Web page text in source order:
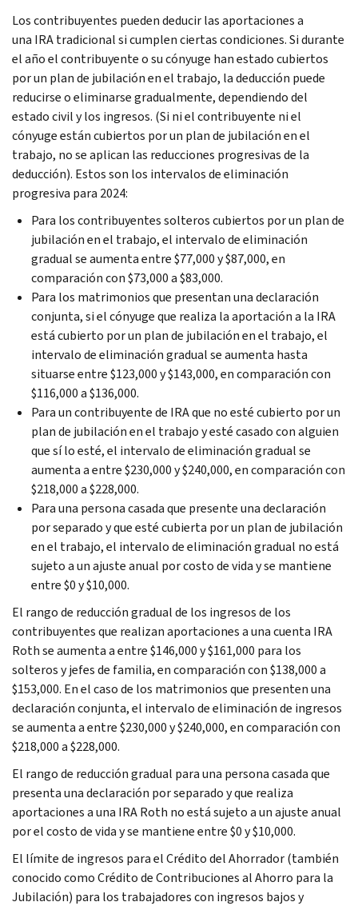
Los contribuyentes pueden deducir las aportaciones a
una IRA tradicional si cumplen ciertas condiciones. Si durante
el año el contribuyente o su cónyuge han estado cubiertos
por un plan de jubilación en el trabajo, la deducción puede
reducirse o eliminarse gradualmente, dependiendo del
estado civil y los ingresos. (Si ni el contribuyente ni el
cónyuge están cubiertos por un plan de jubilación en el
trabajo, no se aplican las reducciones progresivas de la
deducción). Estos son los intervalos de eliminación
progresiva para 2024:
Para los contribuyentes solteros cubiertos por un plan de
jubilación en el trabajo, el intervalo de eliminación
gradual se aumenta entre $77,000 y $87,000, en
comparación con $73,000 a $83,000.
Para los matrimonios que presentan una declaración
conjunta, si el cónyuge que realiza la aportación a la IRA
está cubierto por un plan de jubilación en el trabajo, el
intervalo de eliminación gradual se aumenta hasta
situarse entre $123,000 y $143,000, en comparación con
$116,000 a $136,000.
Para un contribuyente de IRA que no esté cubierto por un
plan de jubilación en el trabajo y esté casado con alguien
que sí lo esté, el intervalo de eliminación gradual se
aumenta a entre $230,000 y $240,000, en comparación con
$218,000 a $228,000.
Para una persona casada que presente una declaración
por separado y que esté cubierta por un plan de jubilación
en el trabajo, el intervalo de eliminación gradual no está
sujeto a un ajuste anual por costo de vida y se mantiene
entre $0 y $10,000.
El rango de reducción gradual de los ingresos de los
contribuyentes que realizan aportaciones a una cuenta IRA
Roth se aumenta a entre $146,000 y $161,000 para los
solteros y jefes de familia, en comparación con $138,000 a
$153,000. En el caso de los matrimonios que presenten una
declaración conjunta, el intervalo de eliminación de ingresos
se aumenta a entre $230,000 y $240,000, en comparación con
$218,000 a $228,000.
El rango de reducción gradual para una persona casada que
presenta una declaración por separado y que realiza
aportaciones a una IRA Roth no está sujeto a un ajuste anual
por el costo de vida y se mantiene entre $0 y $10,000.
El límite de ingresos para el Crédito del Ahorrador (también
conocido como Crédito de Contribuciones al Ahorro para la
Jubilación) para los trabajadores con ingresos bajos y